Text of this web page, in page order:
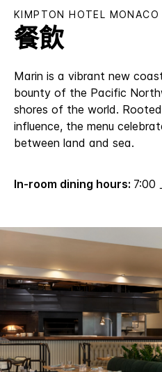
KIMPTON HOTEL MONACO
餐飲
Marin is a vibrant new
bounty of the Pacific
shores of the world.
influence, the menu
between land and sea.
In-room dining hours: 7:00